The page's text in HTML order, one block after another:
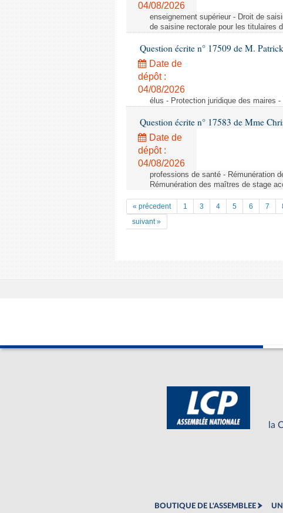
04/08/2026
enseignement supérieur - Droit de
de saisine rectorale pour les titulaires
Question écrite n° 17509 de M.
Date de
dépôt :
04/08/2026
élus - Protection juridique des maires
Question écrite n° 17583 de Mme
Date de
dépôt :
04/08/2026
professions de santé - Rémunération
Rémunération des maîtres de stage
« précedent 1 3 4 5 6 7
suivant »
la
BOUTIQUE DE L'ASSEMBLEE